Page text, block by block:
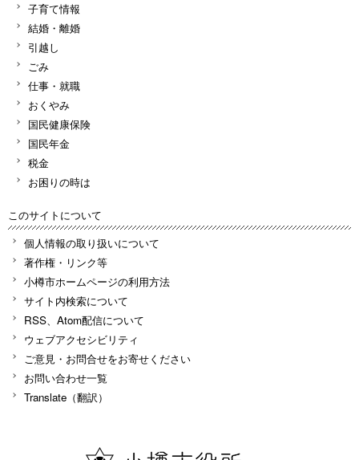
子育て情報
結婚・離婚
引越し
ごみ
仕事・就職
おくやみ
国民健康保険
国民年金
税金
お困りの時は
このサイトについて
個人情報の取り扱いについて
著作権・リンク等
小樽市ホームページの利用方法
サイト内検索について
RSS、Atom配信について
ウェブアクセシビリティ
ご意見・お問合せをお寄せください
お問い合わせ一覧
Translate（翻訳）